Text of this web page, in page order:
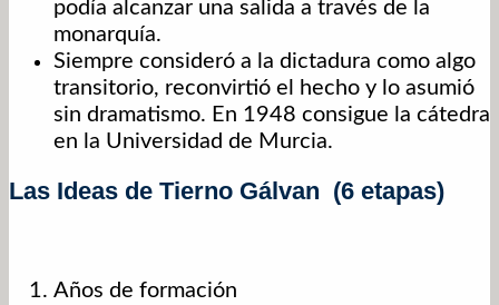
podía alcanzar una salida a través de la
monarquía.
Siempre consideró a la dictadura como algo
transitorio, reconvirtió el hecho y lo asumió
sin dramatismo. En 1948 consigue la cátedra
en la Universidad de Murcia.
Las Ideas de Tierno Gálvan (6 etapas)
Años de formación